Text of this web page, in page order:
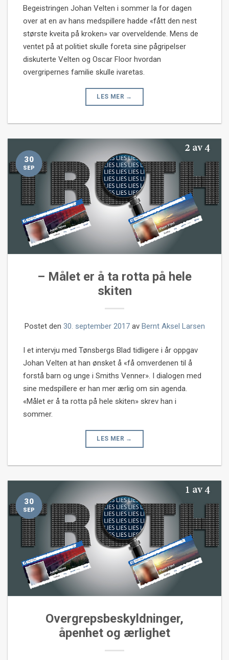
Begeistringen Johan Velten i sommer la for dagen
over at en av hans medspillere hadde «fått den nest
største kveita på kroken» var overveldende. Mens de
ventet på at politiet skulle foreta sine pågripelser
diskuterte Velten og Oscar Floor hvordan
overgripernes familie skulle ivaretas.
LES MER →
30
SEP
– Målet er å ta rotta på hele
skiten
Postet den 30. september 2017av Bernt Aksel Larsen
I et intervju med Tønsbergs Blad tidligere i år oppgav
Johan Velten at han ønsket å «få omverdenen til å
forstå barn og unge i Smiths Venner». I dialogen med
sine medspillere er han mer ærlig om sin agenda.
«Målet er å ta rotta på hele skiten» skrev han i
sommer.
LES MER →
30
SEP
Overgrepsbeskyldninger,
åpenhet og ærlighet